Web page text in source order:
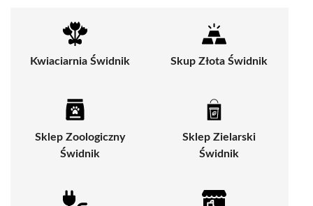
Kwiaciarnia Świdnik Skup Złota Świdnik
Sklep Zoologiczny
Świdnik
Sklep Zielarski
Świdnik